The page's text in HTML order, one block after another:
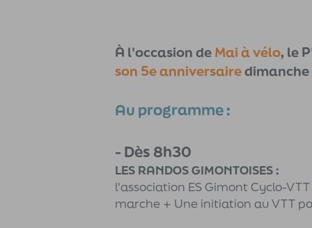
À l'occasion deMai à vélo, le
son 5e anniversaire
Au programme :
- Dès 8h30
LES RANDOS GIMONTOISES :
l'association ES Gimont Cyclo-
marche + Une initiation au VTT